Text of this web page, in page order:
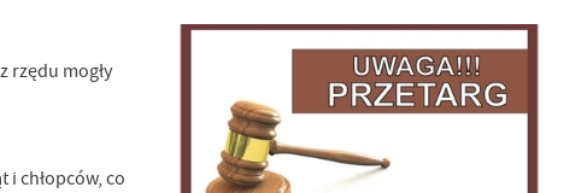
rzędu mogły
chłopców, co